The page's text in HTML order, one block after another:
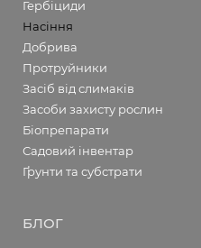
Гербіциди
Насіння
Добрива
Протруйники
Засіб від слимаків
Засоби захисту рослин
Біопрепарати
Садовий інвентар
Ґрунти та субстрати
БЛОГ